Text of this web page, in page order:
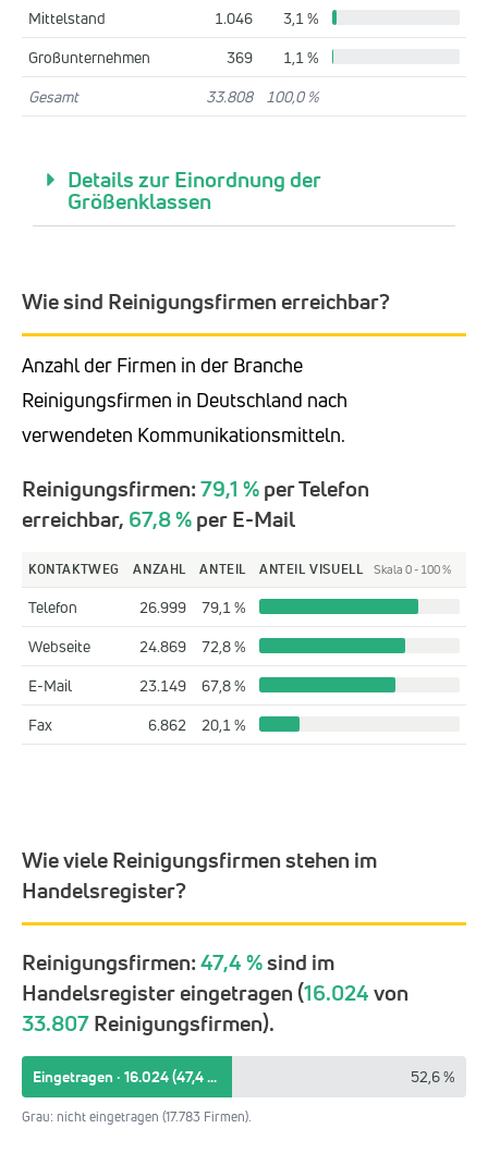
Mittelstand 1.046
3,1 %
Großunternehmen
369
1,1 %
Gesamt
33.808 100,0 %
Details zur Einordnung der
Größenklassen
Wie sind Reinigungsfirmen erreichbar?
Anzahl der Firmen in der Branche
Reinigungsfirmen in Deutschland nach
verwendeten Kommunikationsmitteln.
Reinigungsfirmen:79,1 %per Telefon
erreichbar, 67,8 %per E-Mail
KONTAKTWEG ANZAHL ANTEIL ANTEIL VISUELL Skala 0 - 100 %
Telefon 26.999
79,1 %
Webseite
24.869
72,8 %
E-Mail
23.149
67,8 %
Fax
6.862 20,1 %
Wie viele Reinigungsfirmen stehen im
Handelsregister?
Reinigungsfirmen:47,4 %sind im
Handelsregister eingetragen (16.024von
33.807Reinigungsfirmen).
Eingetragen · 16.024 (47,4 %) 52,6 %
Grau: nicht eingetragen (17.783 Firmen).